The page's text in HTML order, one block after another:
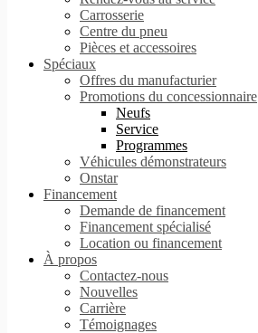
Carrosserie
Centre du pneu
Pièces et accessoires
Spéciaux
Offres du manufacturier
Promotions du concessionnaire
Neufs
Service
Programmes
Véhicules démonstrateurs
Onstar
Financement
Demande de financement
Financement spécialisé
Location ou financement
À propos
Contactez-nous
Nouvelles
Carrière
Témoignages